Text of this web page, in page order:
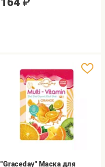
"Graceday" Маска для